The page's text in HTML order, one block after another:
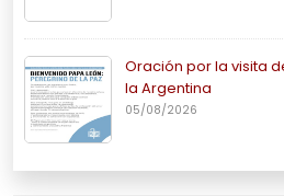
Oración por la visita
la Argentina
05/08/2026